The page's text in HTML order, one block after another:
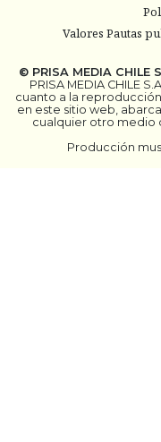
Valores Pautas
© PRISA MEDIA CHILE
PRISA MEDIA CHILE
cuanto a la
en este sitio web,
cualquier otro medio
Producción